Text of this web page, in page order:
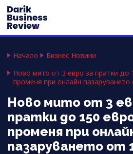
Начало
Бизнес Новини
Ново мито от 3 евро за пратки до
променя при онлайн пазаруването
Ново мито от 3
пратки до 150
променя при
пазаруването от